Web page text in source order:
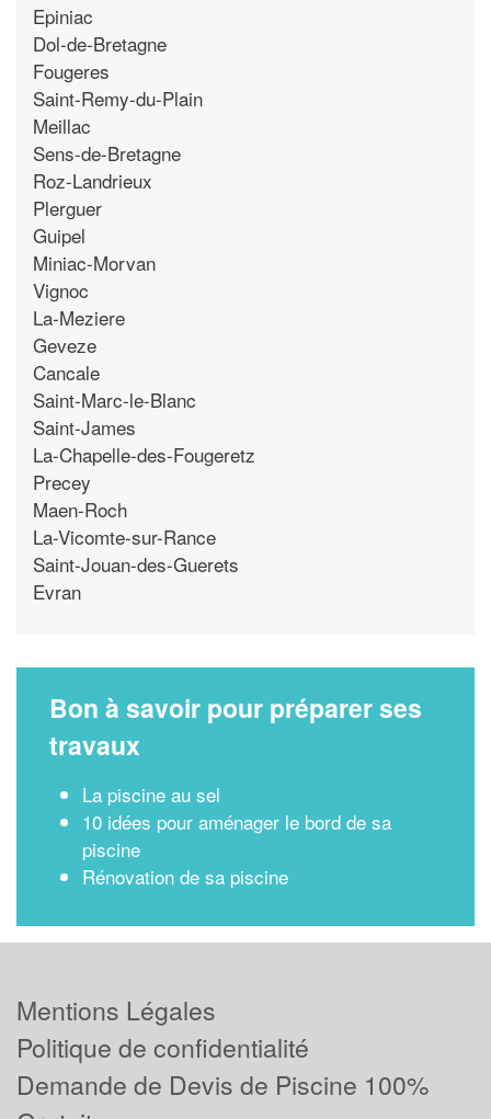
Epiniac
Dol-de-Bretagne
Fougeres
Saint-Remy-du-Plain
Meillac
Sens-de-Bretagne
Roz-Landrieux
Plerguer
Guipel
Miniac-Morvan
Vignoc
La-Meziere
Geveze
Cancale
Saint-Marc-le-Blanc
Saint-James
La-Chapelle-des-Fougeretz
Precey
Maen-Roch
La-Vicomte-sur-Rance
Saint-Jouan-des-Guerets
Evran
Bon à savoir pour préparer ses
travaux
La piscine au sel
10 idées pour aménager le bord de sa
piscine
Rénovation de sa piscine
Mentions Légales
Politique de confidentialité
Demande de Devis de Piscine 100%